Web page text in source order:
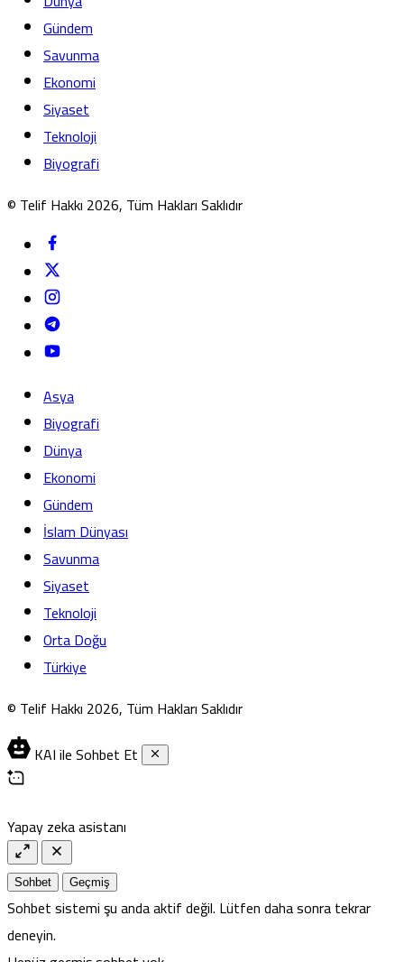
Gündem
Savunma
Ekonomi
Siyaset
Teknoloji
Biyografi
© Telif Hakkı 2026, Tüm Hakları Saklıdır
Asya
Biyografi
Dünya
Ekonomi
Gündem
İslam Dünyası
Savunma
Siyaset
Teknoloji
Orta Doğu
Türkiye
© Telif Hakkı 2026, Tüm Hakları Saklıdır
KAI ile Sohbet Et
Yapay zeka asistanı
Sohbet Geçmiş
Sohbet sistemi şu anda aktif değil. Lütfen daha sonra tekrar
deneyin.